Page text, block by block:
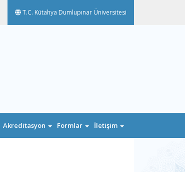
T.C. Kütahya Dumlupınar Üniversitesi
Akreditasyon Formlar İletişim